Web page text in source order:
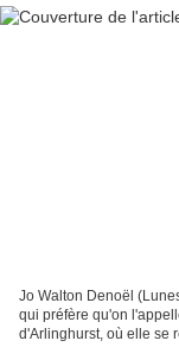
Jo Walton Denoël
qui préfère qu'on
d'Arlinghurst, où elle se